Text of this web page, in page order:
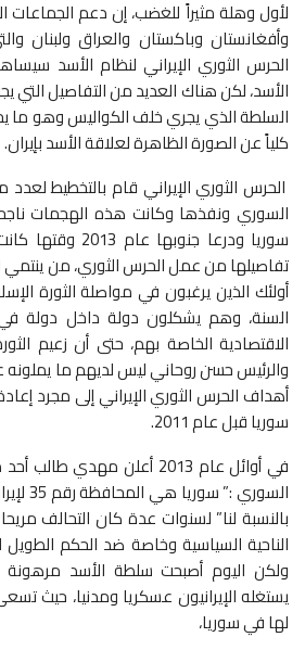
لأول وهلة مثيراً للغضب، إن دعم الجماعات
وأفغانستان وباكستان والعراق ولبنان
الحرس الثوري الإيراني لنظام الأسد
الأسد، لكن هناك العديد من التفاصيل التي
السلطة الذي يجري خلف الكواليس وهو ما
كلياً عن الصورة الظاهرة لعلاقة الأسد بإيران.
الحرس الثوري الإيراني قام بالتخطيط
السوري ونفذها وكانت هذه الهجمات
سوريا ودرعا
تفاصيلها من عمل الحرس الثوري، من ينتمي
أولئك الذين يرغبون في مواصلة الثورة
السنة، وهم يشكلون دولة داخل دولة في
الاقتصادية الخاصة بهم، حتى أن زعيم
والرئيس حسن روحاني ليس لديهم ما يملونه
أهداف الحرس الثوري الإيراني إلى مجرد
سوريا قبل عام 2011.
في أوائل عام 2013 أعلن مهدي
بالنسبة لنا” لسنوات عدة كان التحالف
الناحية السياسية وخاصة ضد الحكم
ولكن اليوم أصبحت سلطة الأسد مرهونة
يستغله الإيرانيون عسكريا ومدنيا، حيث
لها في سوريا،